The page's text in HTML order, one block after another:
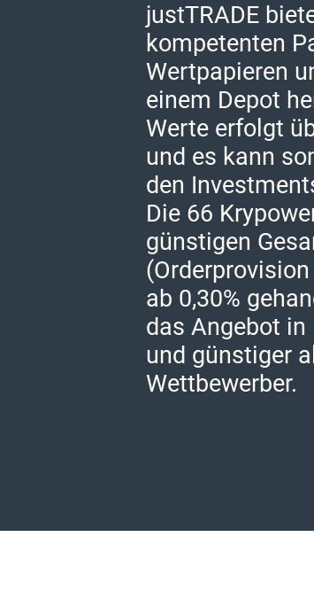
justTRADE
kompetenten
Wertpapieren
einem Depot
Werte erfolgt
und es kann
den
Die 66
günstigen
ab 0,30%
das Angebot
und günstiger
Wettbewerber.